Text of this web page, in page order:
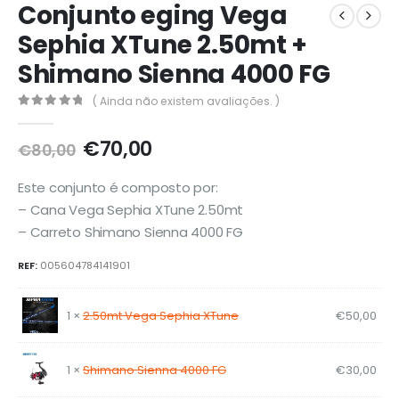
Conjunto eging Vega
Sephia XTune 2.50mt +
Shimano Sienna 4000 FG
( Ainda não existem avaliações. )
€80,00 O
original
era:
€80,00.
€70,00O
atual
é:
€70,00.
Este conjunto é composto por:
– Cana Vega Sephia XTune 2.50mt
– Carreto Shimano Sienna 4000 FG
REF: 005604784141901
1 × 2.50mt Vega Sephia XTune €50,00
1 × Shimano Sienna 4000 FG €30,00